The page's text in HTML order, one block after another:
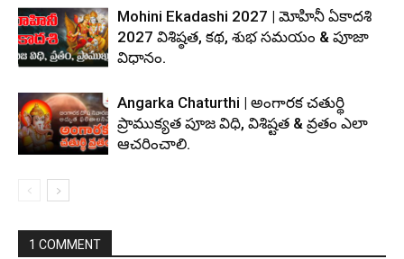
Mohini Ekadashi 2027 | మోహినీ ఏకాదశి
2027 విశిష్ఠత, కథ, శుభ సమయం & పూజా
విధానం.
Angarka Chaturthi | అంగారక చతుర్థి
ప్రాముక్యత పూజ విధి, విశిష్టత & వ్రతం ఎలా
ఆచరించాలి.
1 COMMENT